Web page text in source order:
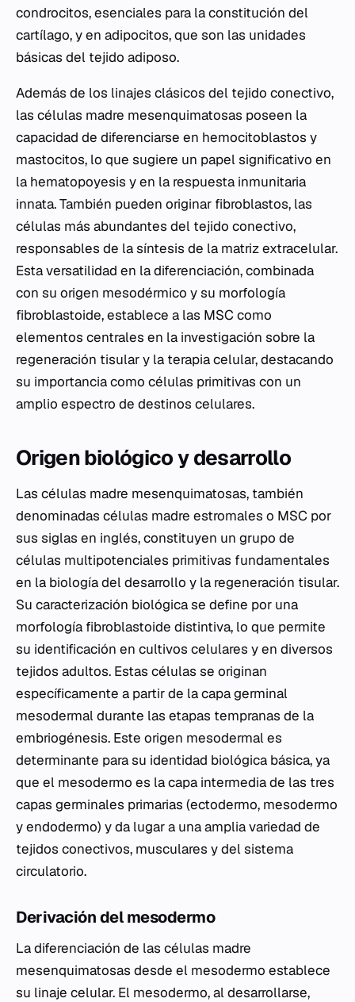
condrocitos, esenciales para la constitución del
cartílago, y en adipocitos, que son las unidades
básicas del tejido adiposo.
Además de los linajes clásicos del tejido conectivo,
las células madre mesenquimatosas poseen la
capacidad de diferenciarse en hemocitoblastos y
mastocitos, lo que sugiere un papel significativo en
la hematopoyesis y en la respuesta inmunitaria
innata. También pueden originar fibroblastos, las
células más abundantes del tejido conectivo,
responsables de la síntesis de la matriz extracelular.
Esta versatilidad en la diferenciación, combinada
con su origen mesodérmico y su morfología
fibroblastoide, establece a las MSC como
elementos centrales en la investigación sobre la
regeneración tisular y la terapia celular, destacando
su importancia como células primitivas con un
amplio espectro de destinos celulares.
Origen biológico y desarrollo
Las células madre mesenquimatosas, también
denominadas células madre estromales o MSC por
sus siglas en inglés, constituyen un grupo de
células multipotenciales primitivas fundamentales
en la biología del desarrollo y la regeneración tisular.
Su caracterización biológica se define por una
morfología fibroblastoide distintiva, lo que permite
su identificación en cultivos celulares y en diversos
tejidos adultos. Estas células se originan
específicamente a partir de la capa germinal
mesodermal durante las etapas tempranas de la
embriogénesis. Este origen mesodermal es
determinante para su identidad biológica básica, ya
que el mesodermo es la capa intermedia de las tres
capas germinales primarias (ectodermo, mesodermo
y endodermo) y da lugar a una amplia variedad de
tejidos conectivos, musculares y del sistema
circulatorio.
Derivación del mesodermo
La diferenciación de las células madre
mesenquimatosas desde el mesodermo establece
su linaje celular. El mesodermo, al desarrollarse,